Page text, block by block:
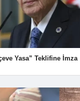
Yasa” Teklifine İmza